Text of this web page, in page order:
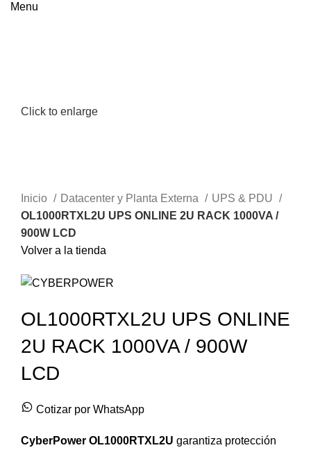
Menu
Click to enlarge
Inicio Datacenter y Planta Externa
UPS & PDU
OL1000RTXL2U UPS ONLINE 2U RACK 1000VA /
900W LCD
Volver a la tienda
OL1000RTXL2U UPS ONLINE
2U RACK 1000VA / 900W
LCD
Cotizar por WhatsApp
CyberPower OL1000RTXL2U garantiza protección